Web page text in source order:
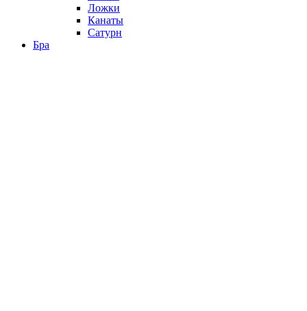
Ложки
Канаты
Сатурн
Бра